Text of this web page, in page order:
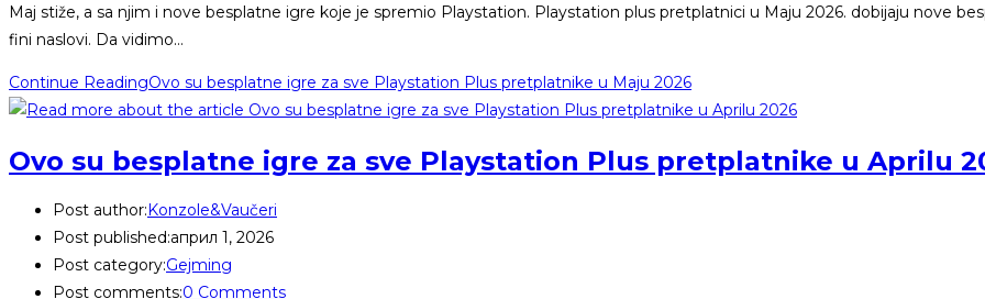
Maj stiže, a sa njim i nove besplatne igre koje je spremio Playstation. Playstation plus pretplatnici u Maju 2026. dobijaju nove
fini naslovi. Da vidimo…
Continue ReadingOvo su besplatne igre za sve Playstation Plus pretplatnike u Maju 2026
Ovo su besplatne igre za sve Playstation Plus pretplatnike u Aprilu
Post author: Konzole&Vaučeri
Post published:април 1, 2026
Post category:Gejming
Post comments:0 Comments